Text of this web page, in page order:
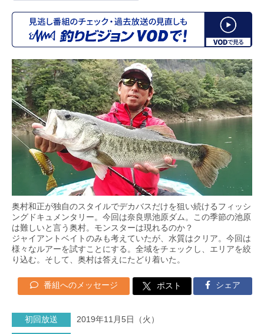
奥村和正が独自のスタイルでデカバスだけを狙い続けるフィッシ
ングドキュメンタリー。今回は奈良県池原ダム。この季節の池原
は難しいと言う奥村。モンスターは現れるのか？
ジャイアントベイトのみも考えていたが、水質はクリア。今回は
様々なルアーを試すことにする。全域をチェックし、エリアを絞
り込む。そして、奥村は答えにたどり着いた。
番組へのメッセージ ポスト シェア
初回放送 2019年11月5日（火）